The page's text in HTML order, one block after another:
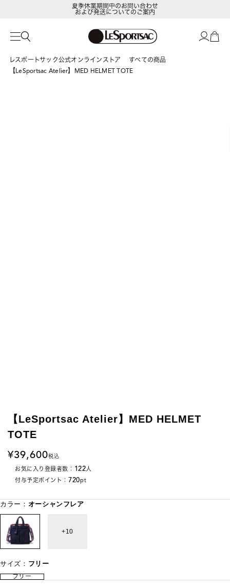
夏季休業期間中のお問い合わせ
および発送についてのご案内
レスポートサック公式オンラインストア
すべての商品
【LeSportsac Atelier】MED HELMET TOTE
【LeSportsac Atelier】MED HELMET
TOTE
39,600税込
お気に入り登録者数： 122人
付与予定ポイント： 720pt
カラー： オーシャンフレア
10
サイズ： フリー
フリー